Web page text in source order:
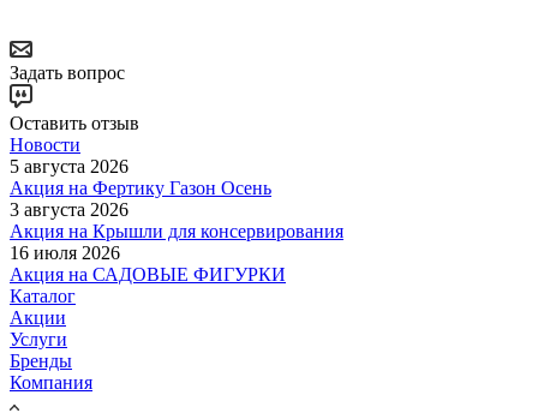
Задать вопрос
Оставить отзыв
Новости
5 августа 2026
Акция на Фертику Газон Осень
3 августа 2026
Акция на Крышли для консервирования
16 июля 2026
Акция на САДОВЫЕ ФИГУРКИ
Каталог
Акции
Услуги
Бренды
Компания